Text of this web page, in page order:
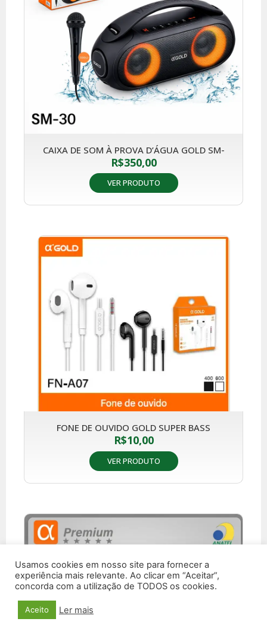
CAIXA DE SOM À PROVA D’ÁGUA GOLD SM-
R$350,00
VER PRODUTO
FONE DE OUVIDO GOLD SUPER BASS
R$10,00
VER PRODUTO
Usamos cookies em nosso site para fornecer a
experiência mais relevante. Ao clicar em “Aceitar”,
concorda com a utilização de TODOS os cookies.
Aceito Ler mais